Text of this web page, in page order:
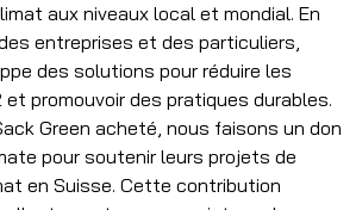
aux niveaux local et mondial. En
entreprises et des particuliers,
des solutions pour réduire les
et promouvoir des pratiques durables.
Green acheté, nous faisons un don
pour soutenir leurs projets de
en Suisse. Cette contribution